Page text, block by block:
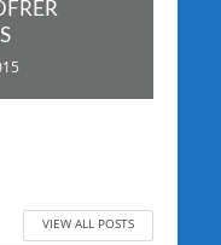
VIEW ALL POSTS